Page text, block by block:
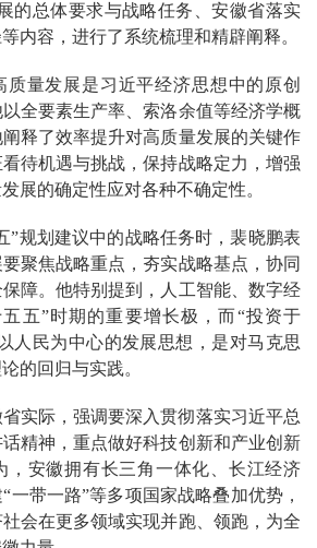
的总体要求与战略任务、安徽省落实
内容，进行了系统梳理和精辟阐释。
质量发展是习近平经济思想中的原创
全要素生产率、索洛余值等经济学概
释了效率提升对高质量发展的关键作
待机遇与挑战，保持战略定力，增强
展的确定性应对各种不确定性。
”规划建议中的战略任务时，裴晓鹏表
聚焦战略重点，夯实战略基点，协同
障。他特别提到，人工智能、数字经
五”时期的重要增长极，而“投资于
人民为中心的发展思想，是对马克思
的回归与实践。
实际，强调要深入贯彻落实习近平总
精神，重点做好科技创新和产业创新
，安徽拥有长三角一体化、长江经济
一带一路”等多项国家战略叠加优势，
会在更多领域实现并跑、领跑，为全